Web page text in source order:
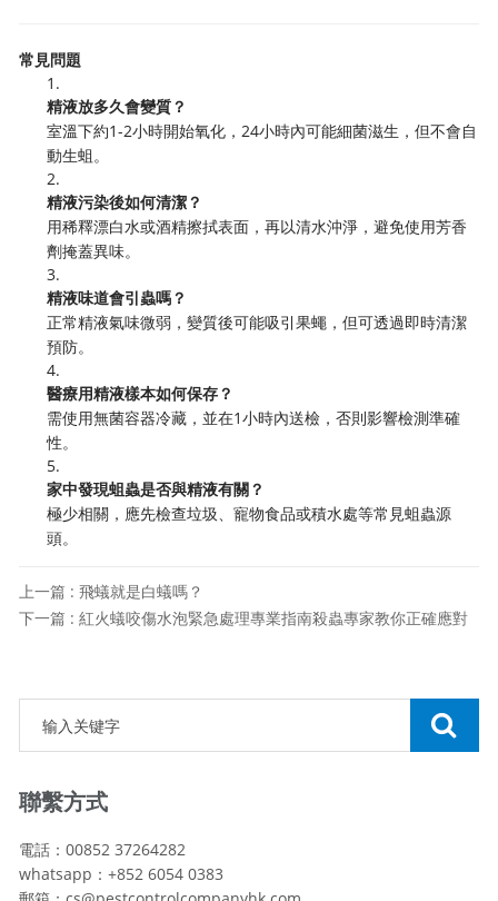
常見問題
1.
精液放多久會變質？
室溫下約1-2小時開始氧化，24小時內可能細菌滋生，但不會自
動生蛆。
2.
精液污染後如何清潔？
用稀釋漂白水或酒精擦拭表面，再以清水沖淨，避免使用芳香
劑掩蓋異味。
3.
精液味道會引蟲嗎？
正常精液氣味微弱，變質後可能吸引果蠅，但可透過即時清潔
預防。
4.
醫療用精液樣本如何保存？
需使用無菌容器冷藏，並在1小時內送檢，否則影響檢測準確
性。
5.
家中發現蛆蟲是否與精液有關？
極少相關，應先檢查垃圾、寵物食品或積水處等常見蛆蟲源
頭。
上一篇 : 飛蟻就是白蟻嗎？
下一篇 : 紅火蟻咬傷水泡緊急處理專業指南殺蟲專家教你正確應對
聯繫方式
電話：00852 37264282
whatsapp：+852 6054 0383